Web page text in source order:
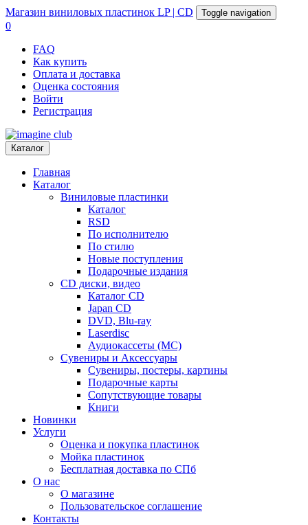
Магазин виниловых пластинок LP | CD Toggle navigation
0
FAQ
Как купить
Оплата и доставка
Оценка состояния
Войти
Регистрация
Каталог
Главная
Каталог
Виниловые пластинки
Каталог
RSD
По исполнителю
По стилю
Новые поступления
Подарочные издания
CD диски, видео
Каталог CD
Japan CD
DVD, Blu-ray
Laserdisc
Аудиокассеты (MC)
Сувениры и Аксессуары
Сувениры, постеры, картины
Подарочные карты
Сопутствующие товары
Книги
Новинки
Услуги
Оценка и покупка пластинок
Мойка пластинок
Бесплатная доставка по СПб
О нас
О магазине
Пользовательское соглашение
Контакты